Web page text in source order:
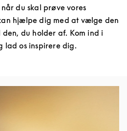
du skal prøve vores
hjælpe dig med at vælge den
du holder af. Kom ind i
lad os inspirere dig.